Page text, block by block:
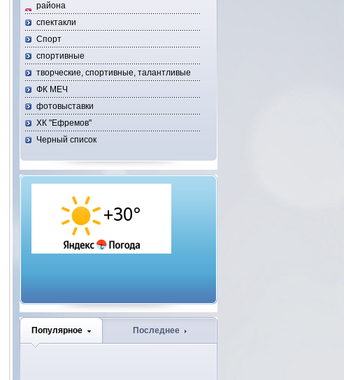
района
спектакли
Спорт
спортивные
творческие, спортивные, талантливые
ФК МЕЧ
фотовыставки
ХК "Ефремов"
Черный список
Популярное Последнее